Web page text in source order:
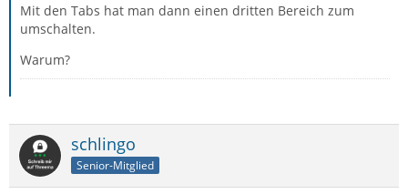
Mit den Tabs hat man dann einen dritten Bereich zum
umschalten.
Warum?
schlingo
Senior-Mitglied